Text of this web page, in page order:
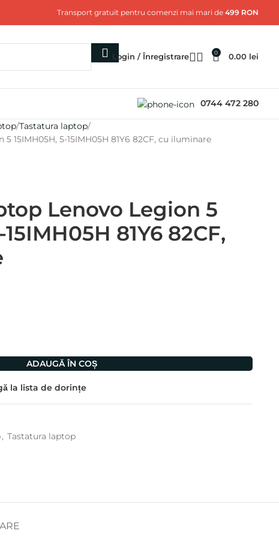
Transport gratuit pentru comenzi mai mari de 499 RON
Login / Înregistrare 0 0.00 lei
0744 472 280
Tastatura laptop
15IMH05H, 5-15IMH05H 81Y6 82CF, cu iluminare
Lenovo Legion 5
81Y6 82CF,
ADAUGĂ ÎN COȘ
la lista de dorințe
, Tastatura laptop